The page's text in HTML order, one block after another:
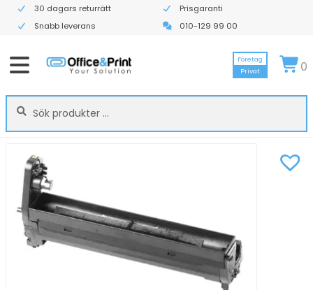
30 dagars returrätt
Prisgaranti
Snabb leverans
010-129 99 00
Sök
efter:
Sök
Företag
Privat
0